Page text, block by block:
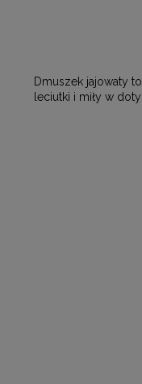
Dmuszek jajowaty
leciutki i miły w